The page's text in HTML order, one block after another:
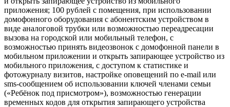
приложения; 100 рублей с помещения, при использовании
домофонного оборудования с абонентским устройством в
виде аналоговой трубки или возможностью переадресации
вызова на городской или мобильный телефон, с
возможностью принять видеозвонок с домофонной панели в
мобильном приложении и открыть запирающее устройство из
мобильного приложения, с доступом к статистике и
фотожурналу визитов, настройке оповещений по e-mail или
sms-сообщением об использовании ключей членами семьи
(«Ребёнок под присмотром»), возможностью генерации
временных кодов для открытия запирающего устройства